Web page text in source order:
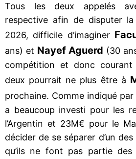
Tous les deux appelés
respective afin de disputer
2026, difficile d’imaginer
ans) et Nayef Aguerd (30
compétition et donc
deux pourrait ne plus être à
prochaine. Comme indiqué par
a beaucoup investi pour les
l’Argentin et 23M€ pour le
décider de se séparer d’un
qu’ils ne font pas partie des